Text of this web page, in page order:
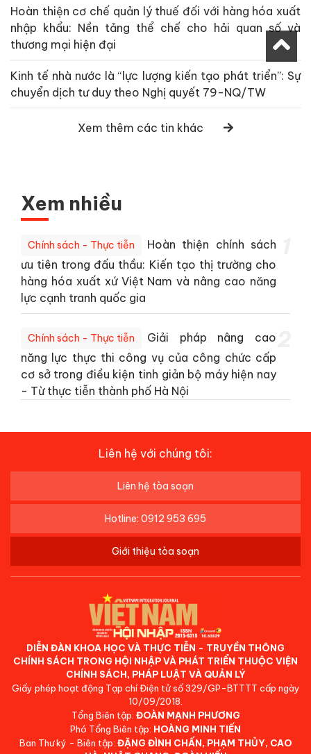
Hoàn thiện cơ chế quản lý thuế đối với hàng hóa xuất
nhập khẩu: Nền tảng thể chế cho hải quan số và
thương mại hiện đại
Kinh tế nhà nước là “lực lượng kiến tạo phát triển”: Sự
chuyển dịch tư duy theo Nghị quyết 79-NQ/TW
Xem thêm các tin khác
Xem nhiều
Chính sách - Thực tiễn
Hoàn thiện chính sách
ưu tiên trong đấu thầu: Kiến tạo thị trường cho
hàng hóa xuất xứ Việt Nam và nâng cao năng
lực cạnh tranh quốc gia
Chính sách - Thực tiễn
Giải pháp nâng cao
năng lực thực thi công vụ của công chức cấp
cơ sở trong điều kiện tinh giản bộ máy hiện nay
- Từ thực tiễn thành phố Hà Nội
Liên hệ với chúng tôi:
Liên hệ tòa soạn
Hotline: 0912 953 695
Giới thiệu tòa soạn
DIỄN ĐÀN KHOA HỌC VÀ THỰC TIỄN - TRUYỀN THÔNG
CHÍNH SÁCH TRONG HỘI NHẬP VÀ PHÁT TRIỂN THUỘC VIỆN
CHÍNH SÁCH, PHÁP LUẬT VÀ QUẢN LÝ
Giấy phép hoạt động Tạp chí Điện tử số 329/GP-BTTTT cấp ngày
10/09/2018.
Tổng Biên tập: ĐOÀN MẠNH PHƯƠNG
Phó Tổng Biên tập: HOÀNG MINH TIẾN
Ban Thư ký - Biên tập: ĐẶNG ĐÌNH CHẤN, PHẠM THỦY, CAO